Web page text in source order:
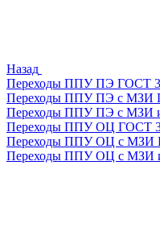
Назад
Переходы ППУ ПЭ ГОСТ
Переходы ППУ ПЭ с МЗИ
Переходы ППУ ПЭ с МЗИ
Переходы ППУ ОЦ ГОСТ
Переходы ППУ ОЦ с МЗИ
Переходы ППУ ОЦ с МЗИ